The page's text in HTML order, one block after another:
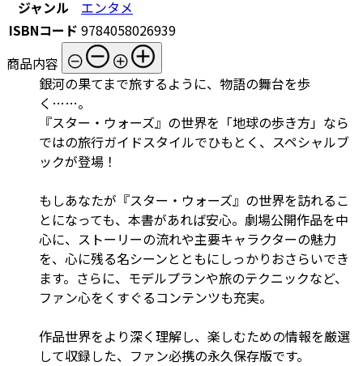
ジャンル
エンタメ
ISBNコード 9784058026939
商品内容
銀河の果てまで旅するように、物語の舞台を歩
く……。
『スター・ウォーズ』の世界を「地球の歩き方」なら
ではの旅行ガイドスタイルでひもとく、スペシャルブ
ックが登場！
もしあなたが『スター・ウォーズ』の世界を訪れるこ
とになっても、本書があれば安心。劇場公開作品を中
心に、ストーリーの流れや主要キャラクターの魅力
を、心に残る名シーンとともにしっかりおさらいでき
ます。さらに、モデルプランや旅のテクニックなど、
ファン心をくすぐるコンテンツも充実。
作品世界をより深く理解し、楽しむための情報を厳選
して収録した、ファン必携の永久保存版です。